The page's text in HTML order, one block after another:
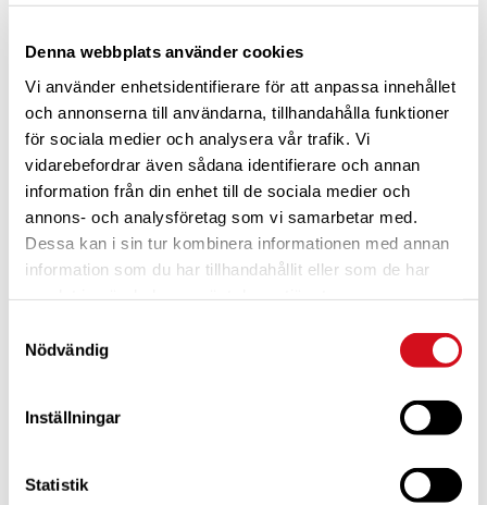
Denna webbplats använder cookies
Vi använder enhetsidentifierare för att anpassa innehållet
och annonserna till användarna, tillhandahålla funktioner
för sociala medier och analysera vår trafik. Vi
vidarebefordrar även sådana identifierare och annan
information från din enhet till de sociala medier och
annons- och analysföretag som vi samarbetar med.
Dessa kan i sin tur kombinera informationen med annan
information som du har tillhandahållit eller som de har
Nödvändig
Inställningar
Statistik
För dig som är blivande ny medlemTa del av alla förmåner.
Bli medlem idag.